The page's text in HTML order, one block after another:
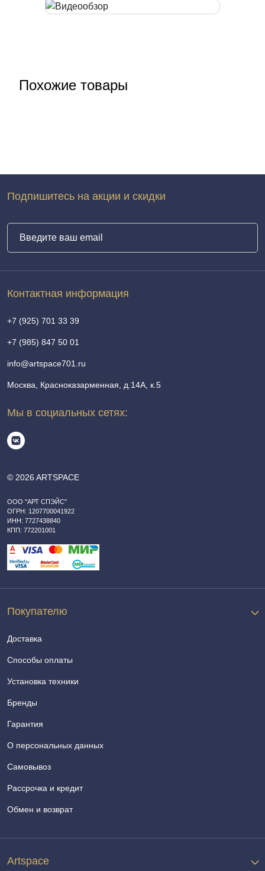
Похожие товары
© 2026 ARTSPACE
ООО "АРТ СПЭЙС"
ОГРН: 1207700041922
ИНН: 7727438840
КПП: 772201001
Покупателю
Доставка
Способы оплаты
Установка техники
Бренды
Гарантия
О персональных данных
Самовывоз
Рассрочка и кредит
Обмен и возврат
Artspace
Контактная информация
+7 (925) 701 33 39
+7 (985) 847 50 01
info@artspace701.ru
Москва, Красноказарменная, д.14А, к.5
Мы в социальных сетях:
Подпишитесь на акции и скидки